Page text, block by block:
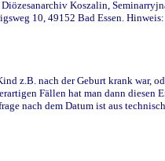
Koszalin,
10, 49152 Bad Essen.
z.B. nach der Geburt krank war,
Fällen hat man dann diesen
nach dem Datum ist aus